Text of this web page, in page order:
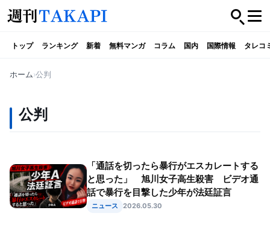
トップ ランキング 新着 無料マンガ コラム 国内 国際情報 タレコ
ホーム 公判
公判
「通話を切ったら暴行がエスカレートする
と思った」 旭川女子高生殺害 ビデオ通
話で暴行を目撃した少年が法廷証言
ニュース 2026.05.30